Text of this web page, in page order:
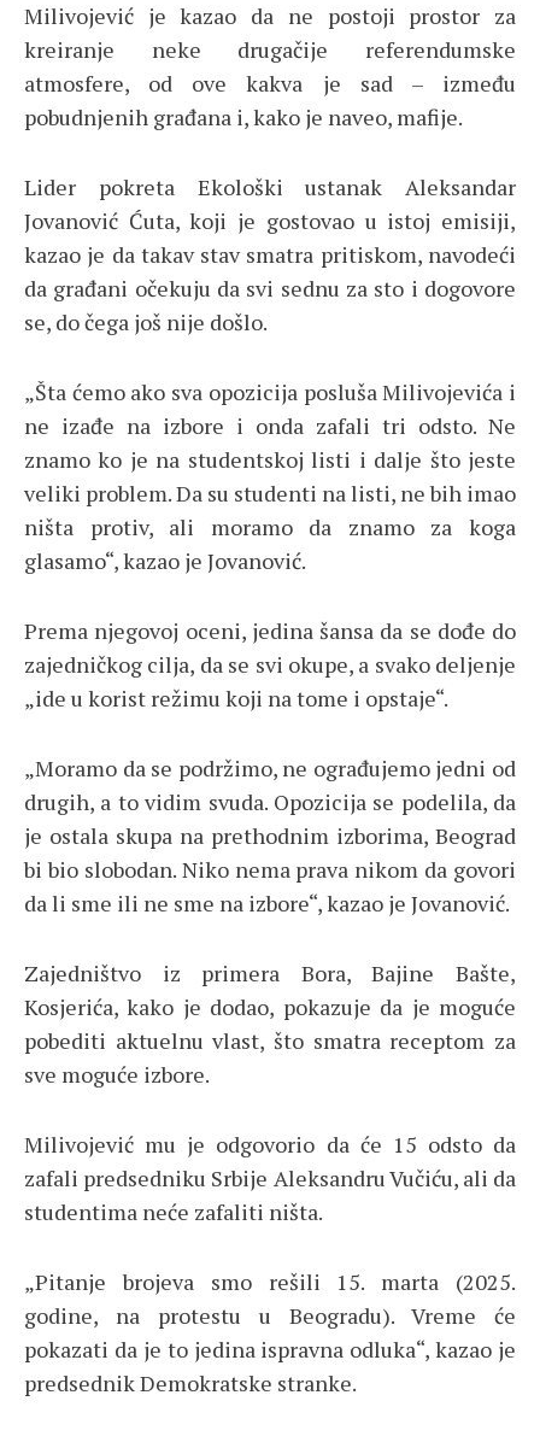
Milivojević je kazao da ne postoji prostor za
kreiranje neke drugačije referendumske
atmosfere, od ove kakva je sad – između
pobudnjenih građana i, kako je naveo, mafije.
Lider pokreta Ekološki ustanak Aleksandar
Jovanović Ćuta, koji je gostovao u istoj emisiji,
kazao je da takav stav smatra pritiskom, navodeći
da građani očekuju da svi sednu za sto i dogovore
se, do čega još nije došlo.
„Šta ćemo ako sva opozicija posluša Milivojevića i
ne izađe na izbore i onda zafali tri odsto. Ne
znamo ko je na studentskoj listi i dalje što jeste
veliki problem. Da su studenti na listi, ne bih imao
ništa protiv, ali moramo da znamo za koga
glasamo“, kazao je Jovanović.
Prema njegovoj oceni, jedina šansa da se dođe do
zajedničkog cilja, da se svi okupe, a svako deljenje
„ide u korist režimu koji na tome i opstaje“.
„Moramo da se podržimo, ne ograđujemo jedni od
drugih, a to vidim svuda. Opozicija se podelila, da
je ostala skupa na prethodnim izborima, Beograd
bi bio slobodan. Niko nema prava nikom da govori
da li sme ili ne sme na izbore“, kazao je Jovanović.
Zajedništvo iz primera Bora, Bajine Bašte,
Kosjerića, kako je dodao, pokazuje da je moguće
pobediti aktuelnu vlast, što smatra receptom za
sve moguće izbore.
Milivojević mu je odgovorio da će 15 odsto da
zafali predsedniku Srbije Aleksandru Vučiću, ali da
studentima neće zafaliti ništa.
„Pitanje brojeva smo rešili 15. marta (2025.
godine, na protestu u Beogradu). Vreme će
pokazati da je to jedina ispravna odluka“, kazao je
predsednik Demokratske stranke.